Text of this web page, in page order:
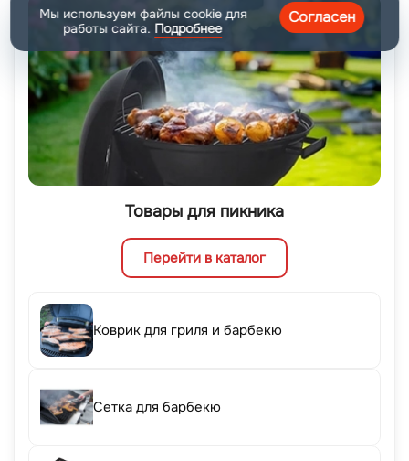
Товары для пикника
Перейти в каталог
Коврик для гриля и барбекю
Сетка для барбекю
Мы используем файлы cookie для
работы сайта. Подробнее
Согласен